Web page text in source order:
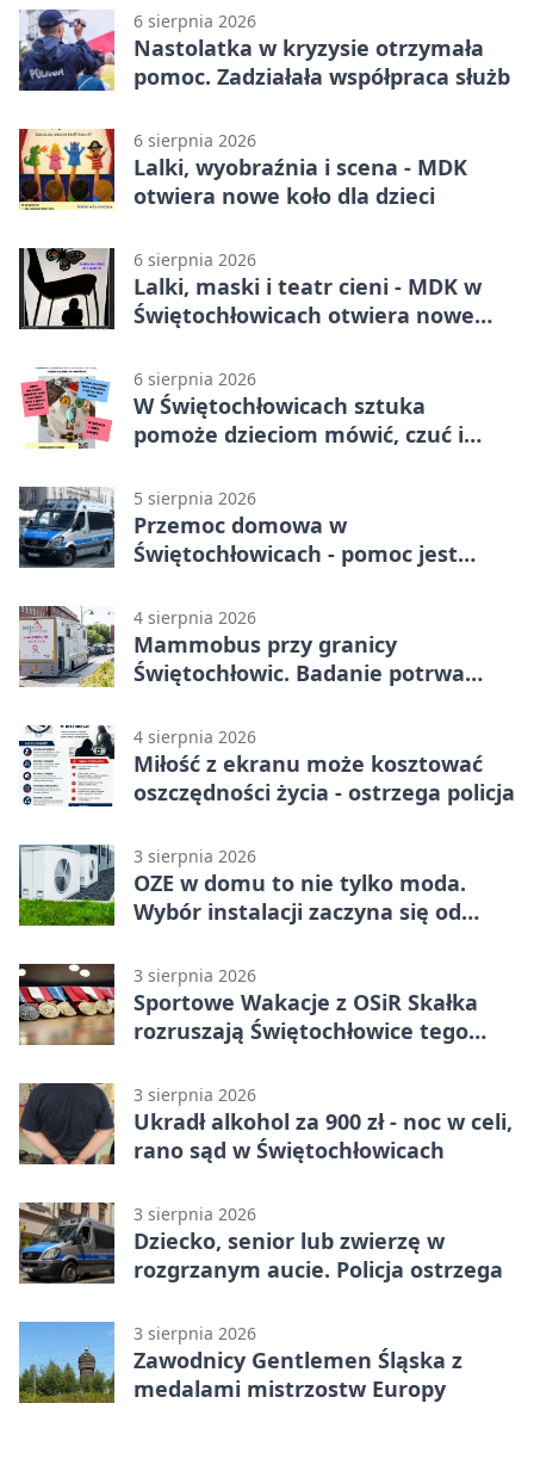
6 sierpnia 2026
Nastolatka w kryzysie otrzymała
pomoc. Zadziałała współpraca służb
6 sierpnia 2026
Lalki, wyobraźnia i scena - MDK
otwiera nowe koło dla dzieci
6 sierpnia 2026
Lalki, maski i teatr cieni - MDK w
Świętochłowicach otwiera nowe
6 sierpnia 2026
W Świętochłowicach sztuka
pomoże dzieciom mówić, czuć i
5 sierpnia 2026
Przemoc domowa w
Świętochłowicach - pomoc jest
4 sierpnia 2026
Mammobus przy granicy
Świętochłowic. Badanie potrwa
4 sierpnia 2026
Miłość z ekranu może kosztować
oszczędności życia - ostrzega policja
3 sierpnia 2026
OZE w domu to nie tylko moda.
Wybór instalacji zaczyna się od
3 sierpnia 2026
Sportowe Wakacje z OSiR Skałka
rozruszają Świętochłowice tego
3 sierpnia 2026
Ukradł alkohol za 900 zł - noc w celi,
rano sąd w Świętochłowicach
3 sierpnia 2026
Dziecko, senior lub zwierzę w
rozgrzanym aucie. Policja ostrzega
3 sierpnia 2026
Zawodnicy Gentlemen Śląska z
medalami mistrzostw Europy